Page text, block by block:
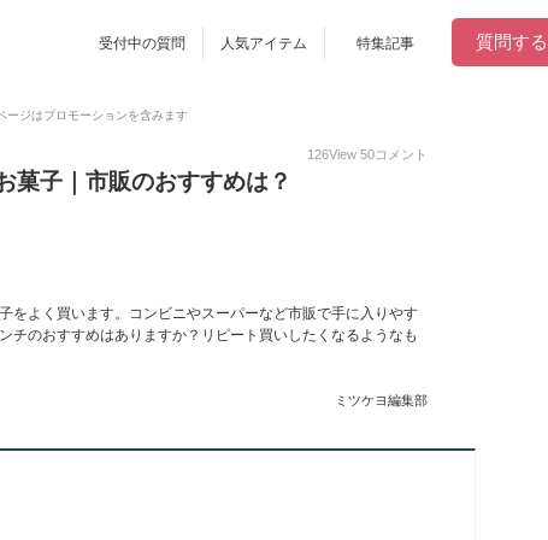
受付中の質問 人気アイテム 特集記事 質問する
ージはプロモーションを含みます
126View 50コメント
菓子｜市販のおすすめは？
をよく買います。コンビニやスーパーなど市販で手に入りやす
チのおすすめはありますか？リピート買いしたくなるようなも
ミツケヨ編集部